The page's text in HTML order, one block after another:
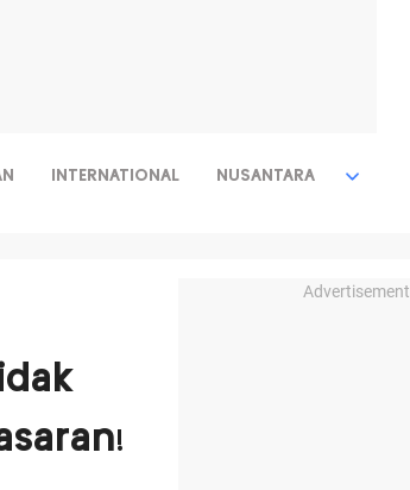
INTERNATIONAL NUSANTARA
Advertisement